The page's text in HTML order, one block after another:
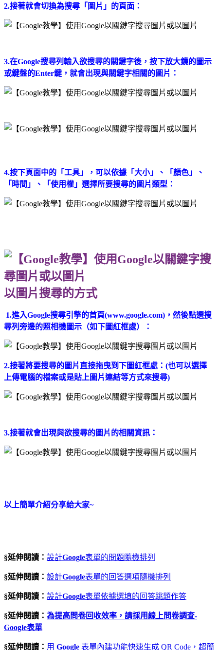
2.接著就會切換為搜尋「圖片」的頁面：
3.在Google搜尋列輸入欲搜尋的關鍵字後，按下放大鏡的圖示
或鍵盤的Enter鍵，就會出現與關鍵字相關的圖片：
4.按下頁面中的「工具」，可以依據「大小」、「顏色」、
「時間」、「使用權」選擇所要搜尋的圖片類型：
以圖片搜尋的方式
1.進入Google搜尋引擎的首頁(www.google.com)，然後點選搜
尋列旁邊的照相機圖示（如下圖紅框處）：
2.接著將要搜尋的圖片直接拖曳到下圖紅框處：(也可以選擇
上傳電腦的檔案或是貼上圖片連結等方式來搜尋)
3.接著就會出現與欲搜尋的圖片的相關資訊：
以上簡單介紹分享給大家~
§延伸閱讀： 設計Google表單的問題隨機排列
§延伸閱讀： 設計Google表單的回答選項隨機排列
§延伸閱讀： 設計Google表單依據選填的回答跳題作答
§延伸閱讀： 為提高問卷回收效率，請採用線上問卷調查-
Google表單
§延伸閱讀： 用 Google 表單內建功能快速生成 QR Code，超簡